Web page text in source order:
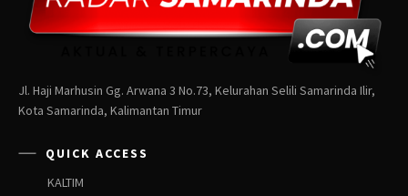
Jl. Haji Marhusin Gg. Arwana 3 No.73, Kelurahan Selili Samarinda Ilir,
Kota Samarinda, Kalimantan Timur
QUICK ACCESS
KALTIM